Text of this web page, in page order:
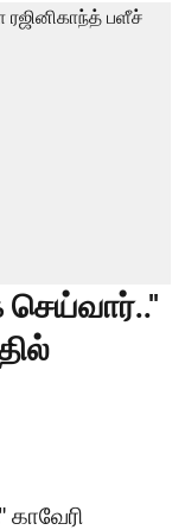
செய்வார்.."